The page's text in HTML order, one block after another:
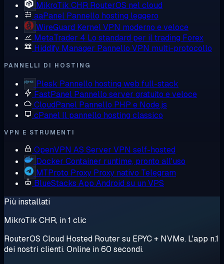
MikroTik CHR RouterOS nel cloud
aaPanel Pannello hosting leggero
WireGuard Kernel VPN moderno e veloce
MetaTrader 4 Lo standard per il trading Forex
Hiddify Manager Pannello VPN multi-protocollo
PANNELLI DI HOSTING
Plesk Pannello hosting web full-stack
FastPanel Pannello server gratuito e veloce
CloudPanel Pannello PHP e Node.js
cPanel Il pannello hosting classico
VPN E STRUMENTI
OpenVPN AS Server VPN self-hosted
Docker Container runtime, pronto all'uso
MTProto Proxy Proxy nativo Telegram
BlueStacks App Android su un VPS
Più installati
MikroTik CHR, in 1 clic
RouterOS Cloud Hosted Router su EPYC + NVMe. L'app n.1
dei nostri clienti. Online in 60 secondi.